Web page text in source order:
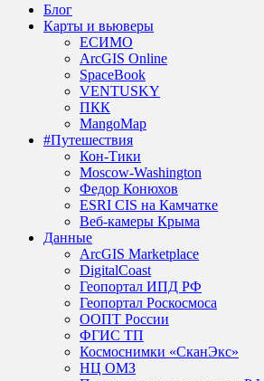
Блог
Карты и вьюверы
ЕСИМО
ArcGIS Online
SpaceBook
VENTUSKY
ПКК
MangoMap
#Путешествия
Кон-Тики
Moscow-Washington
Федор Конюхов
ESRI CIS на Камчатке
Веб-камеры Крыма
Данные
ArcGIS Marketplace
DigitalCoast
Геопортал ИПД РФ
Геопортал Роскосмоса
ООПТ России
ФГИС ТП
Космоснимки «СканЭкс»
НЦ ОМЗ